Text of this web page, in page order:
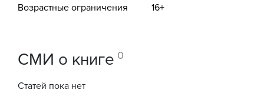
Возрастные ограничения
16+
СМИ о книге 0
Статей пока нет